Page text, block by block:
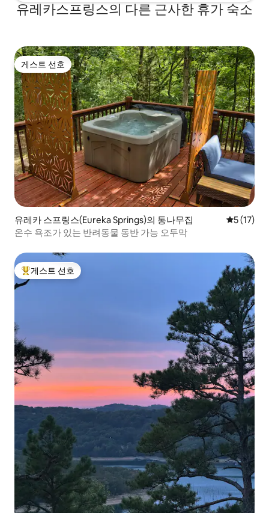
유레카스프링스의 다른 근사한 휴가 숙소
게스트 선호
게스트 선호
유레카 스프링스(Eureka Springs)의 통나무집 평점 5점
5 (17)
온수 욕조가 있는 반려동물 동반 가능 오두막
상위 게스트 선호
게스트 선호